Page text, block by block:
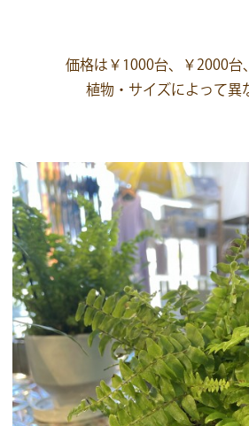
価格は￥1000台、￥2000台
植物・サイズによって異